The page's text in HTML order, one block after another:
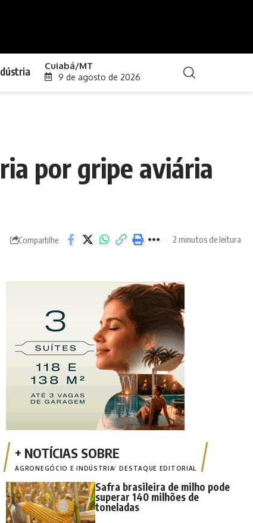
Cuiabá/MT
9 de agosto de 2026
por gripe aviária
Compartilhe 2 minutos de leitura
AGRONEGÓCIO E INDÚSTRIA DESTAQUE EDITORIAL
Safra brasileira de milho pode
superar 140 milhões de
toneladas